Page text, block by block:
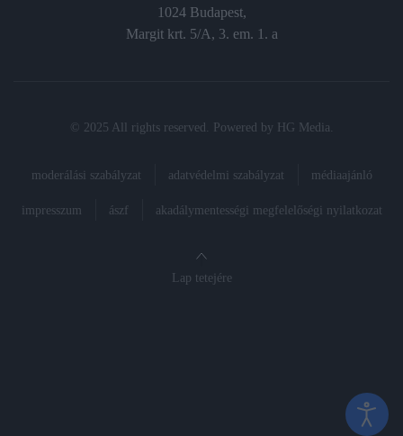
1024 Budapest,
Margit krt. 5/A, 3. em. 1. a
© 2025 All rights reserved. Powered by HG Media
moderálási szabályzat adatvédelmi szabályzat médiaajánló
impresszum ászf akadálymentességi megfelelőségi nyilatkozat
Lap tetejére